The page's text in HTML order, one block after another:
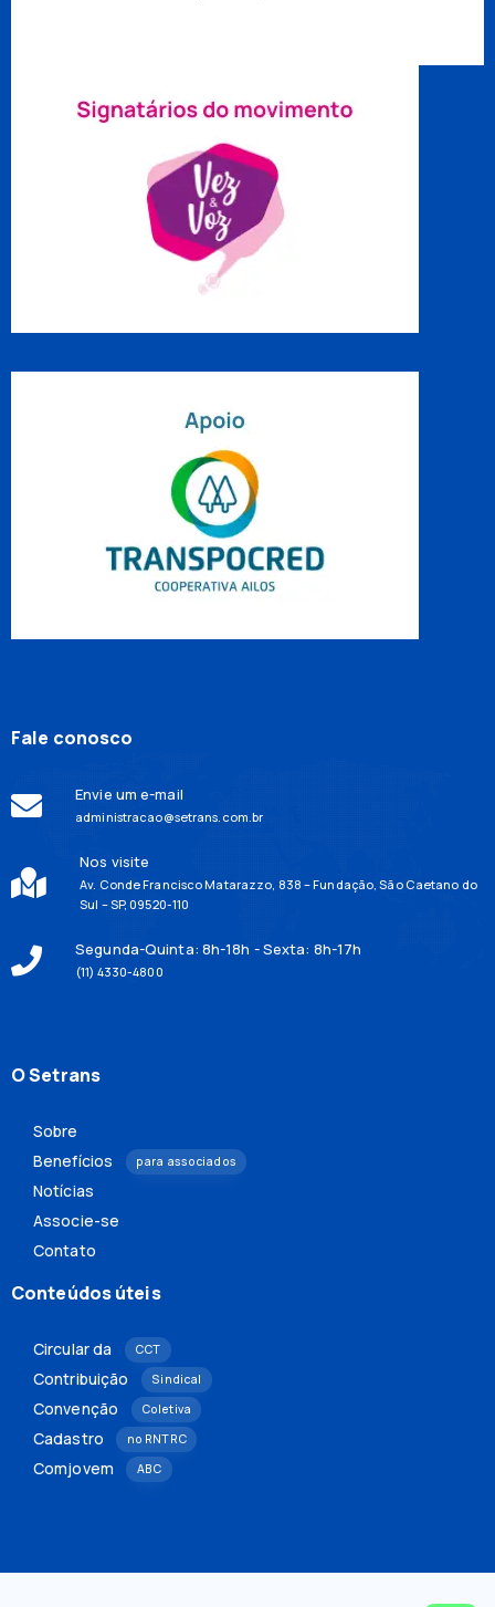
Fale conosco
Envie um e-mail
administracao@setrans.com.br
Nos visite
Av. Conde Francisco Matarazzo, 838 – Fundação, São Caetano do
Sul – SP, 09520-110
Segunda-Quinta: 8h-18h - Sexta: 8h-17h
(11) 4330-4800
O Setrans
Sobre
Benefícios
para associados
Notícias
Associe-se
Contato
Conteúdos úteis
Circular da CCT
Contribuição Sindical
Convenção Coletiva
Cadastro no RNTRC
Comjovem ABC